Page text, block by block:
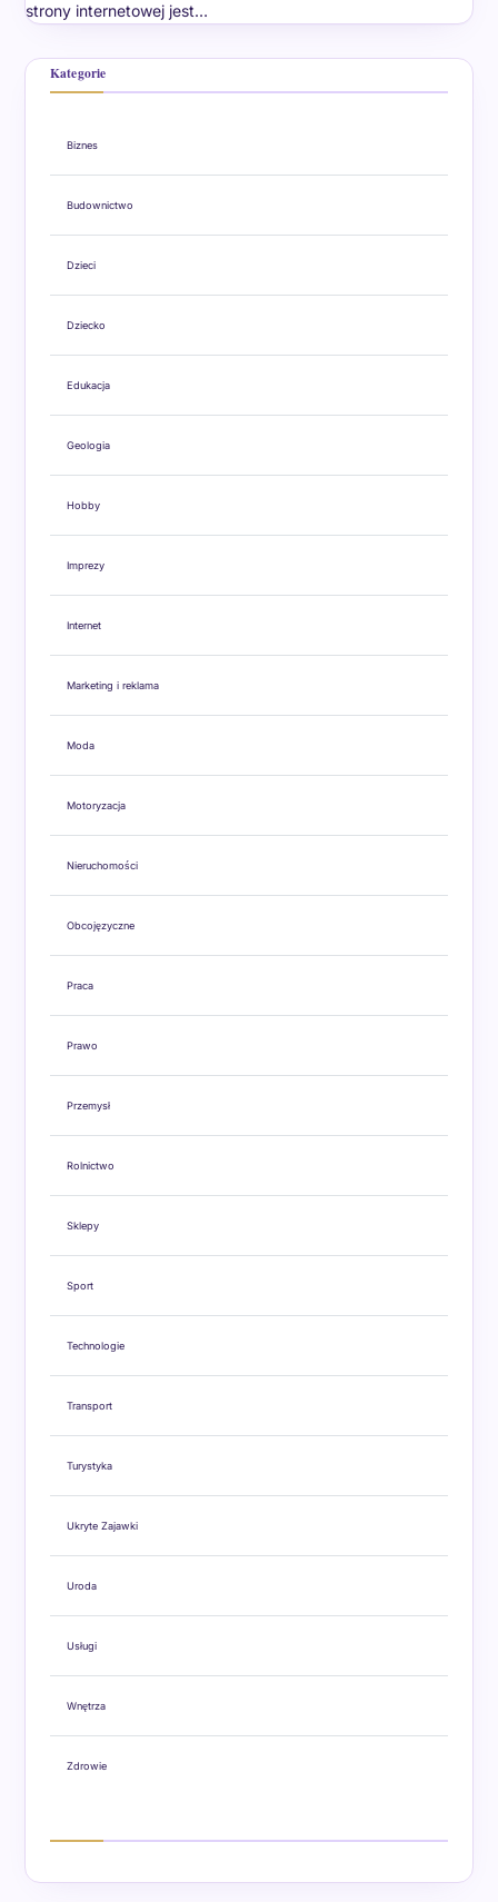
strony internetowej jest…
Kategorie
Biznes
Budownictwo
Dzieci
Dziecko
Edukacja
Geologia
Hobby
Imprezy
Internet
Marketing i reklama
Moda
Motoryzacja
Nieruchomości
Obcojęzyczne
Praca
Prawo
Przemysł
Rolnictwo
Sklepy
Sport
Technologie
Transport
Turystyka
Ukryte Zajawki
Uroda
Usługi
Wnętrza
Zdrowie